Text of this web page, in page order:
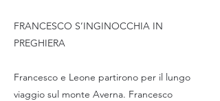
FRANCESCO S’INGINOCCHIA IN
PREGHIERA
Francesco e Leone partirono per il lungo
viaggio sul monte Averna. Francesco